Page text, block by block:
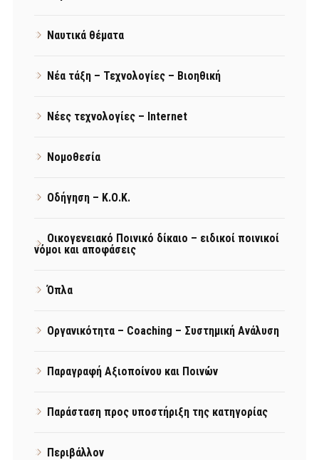
Ναυτικά θέματα
Νέα τάξη – Τεχνολογίες – Βιοηθική
Νέες τεχνολογίες – Internet
Νομοθεσία
Οδήγηση – Κ.Ο.Κ.
Οικογενειακό Ποινικό δίκαιο – ειδικοί ποινικοί
νόμοι και αποφάσεις
Όπλα
Οργανικότητα – Coaching – Συστημική Ανάλυση
Παραγραφή Αξιοποίνου και Ποινών
Παράσταση προς υποστήριξη της κατηγορίας
Περιβάλλον